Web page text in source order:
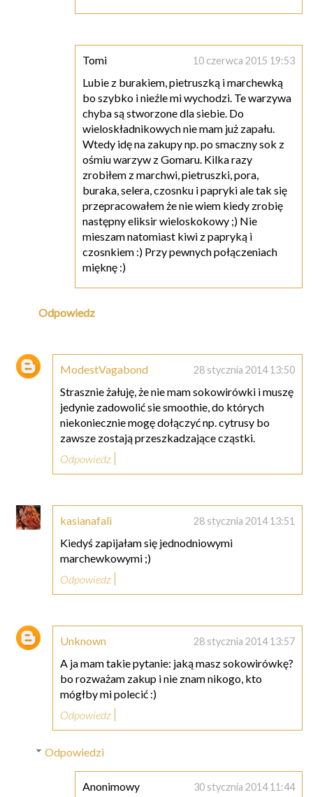
Tomi 10 czerwca 2015 19:53
Lubie z burakiem, pietruszką i marchewką
bo szybko i nieźle mi wychodzi. Te warzywa
chyba są stworzone dla siebie. Do
wieloskładnikowych nie mam już zapału.
Wtedy idę na zakupy np. po smaczny sok z
ośmiu warzyw z Gomaru. Kilka razy
zrobiłem z marchwi, pietruszki, pora,
buraka, selera, czosnku i papryki ale tak się
przepracowałem że nie wiem kiedy zrobię
następny eliksir wieloskokowy ;) Nie
mieszam natomiast kiwi z papryką i
czosnkiem :) Przy pewnych połączeniach
mięknę :)
Odpowiedz
ModestVagabond 28 stycznia 2014 13:50
Strasznie żałuję, że nie mam sokowirówki i muszę
jedynie zadowolić sie smoothie, do których
niekoniecznie mogę dołączyć np. cytrusy bo
zawsze zostają przeszkadzające cząstki.
Odpowiedz
kasianafali 28 stycznia 2014 13:51
Kiedyś zapijałam się jednodniowymi
marchewkowymi ;)
Odpowiedz
Unknown 28 stycznia 2014 13:57
A ja mam takie pytanie: jaką masz sokowirówkę?
bo rozważam zakup i nie znam nikogo, kto
mógłby mi polecić :)
Odpowiedz
Odpowiedzi
Anonimowy 30 stycznia 2014 11:44